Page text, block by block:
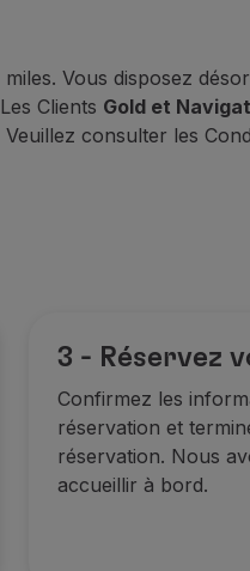
Vous disposez
Clients Gold et
consulter les
3 - Réservez
Confirmez les
réservation et
réservation. Nous
accueillir à bord.